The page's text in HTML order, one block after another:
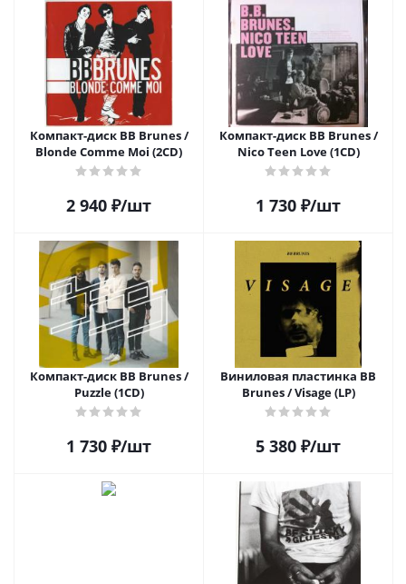
Компакт-диск BB Brunes /
Blonde Comme Moi (2CD)
2 940 ₽/шт
Компакт-диск BB Brunes /
Nico Teen Love (1CD)
1 730 ₽/шт
Компакт-диск BB Brunes /
Puzzle (1CD)
1 730 ₽/шт
Виниловая пластинка BB
Brunes / Visage (LP)
5 380 ₽/шт